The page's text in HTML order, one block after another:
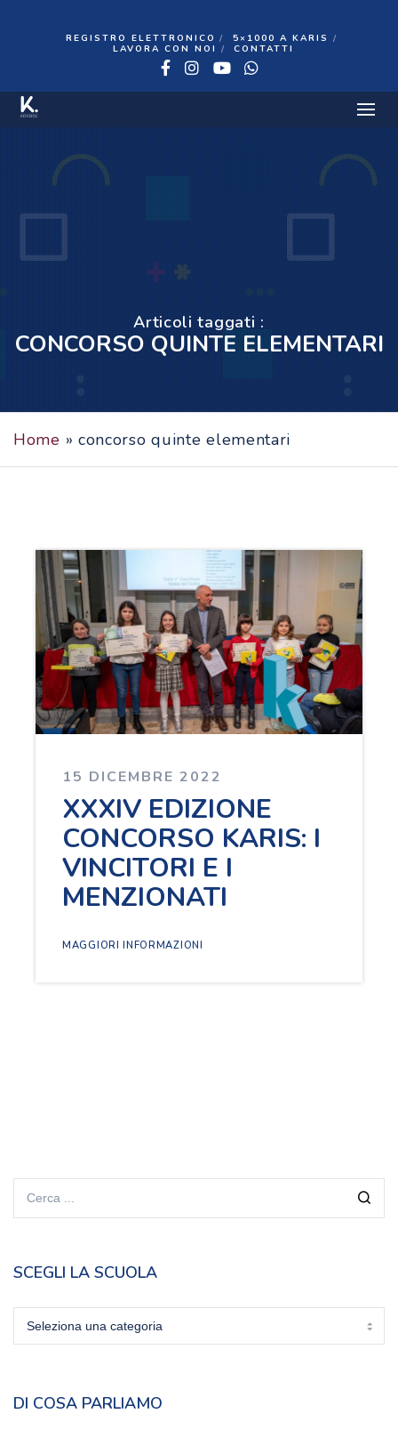
REGISTRO ELETTRONICO
5×1000 A KARIS
LAVORA CON NOI
CONTATTI
Facebook
Instagram
YouTube
WhatsApp
Articoli taggati :
CONCORSO QUINTE ELEMENTARI
Home » concorso quinte elementari
15 DICEMBRE 2022
XXXIV EDIZIONE
CONCORSO KARIS: I
VINCITORI E I
MENZIONATI
MAGGIORI INFORMAZIONI
SCEGLI LA SCUOLA
Scegli
DI COSA PARLIAMO